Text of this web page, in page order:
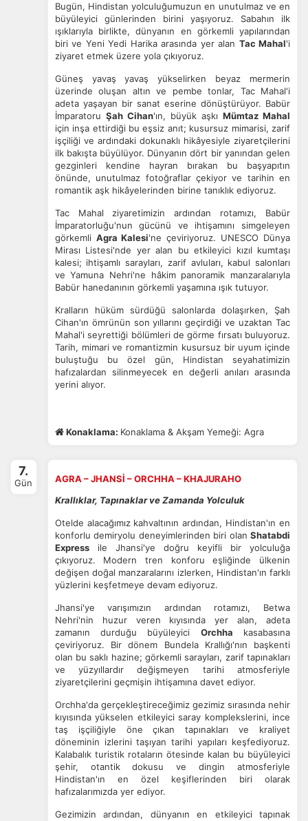
Çerez tercihlerinizibelirleyin .
Daha fazla bilgi içinKVKK bilgilendirmemizi, çerez kullanımve
gizlilik koşullarınıinceleyebilirsiniz.
Zorunlu Çerezler HER ZAMAN AKTIF
Oturum yönetimi, güvenlik ve temel site işlevleri için
gereklidir. Bu çerezler olmadan site düzgün çalışmaz ve
devre dışı bırakılamaz.
Bugün, Hindistan yolculuğumuzun en unutulmaz ve en
büyüleyici günlerinden birini yaşıyoruz. Sabahın ilk
ışıklarıyla birlikte, dünyanın en görkemli yapılarından
biri ve Yeni Yedi Harika arasında yer alan Tac Mahal'i
ziyaret etmek üzere yola çıkıyoruz.
Güneş yavaş yavaş yükselirken beyaz mermerin
üzerinde oluşan altın ve pembe tonlar, Tac Mahal'i
adeta yaşayan bir sanat eserine dönüştürüyor. Babür
İmparatoru Şah Cihan'ın, büyük aşkı Mümtaz Mahal
için inşa ettirdiği bu eşsiz anıt; kusursuz mimarisi, zarif
işçiliği ve ardındaki dokunaklı hikâyesiyle ziyaretçilerini
ilk bakışta büyülüyor. Dünyanın dört bir yanından gelen
gezginleri kendine hayran bırakan bu başyapıtın
önünde, unutulmaz fotoğraflar çekiyor ve tarihin en
romantik aşk hikâyelerinden birine tanıklık ediyoruz.
Tac Mahal ziyaretimizin ardından rotamızı, Babür
İmparatorluğu'nun gücünü ve ihtişamını simgeleyen
görkemli Agra Kalesi'ne çeviriyoruz. UNESCO Dünya
Mirası Listesi'nde yer alan bu etkileyici kızıl kumtaşı
kalesi; ihtişamlı sarayları, zarif avluları, kabul salonları
ve Yamuna Nehri'ne hâkim panoramik manzaralarıyla
Babür hanedanının görkemli yaşamına ışık tutuyor.
Kralların hüküm sürdüğü salonlarda dolaşırken, Şah
Cihan'ın ömrünün son yıllarını geçirdiği ve uzaktan Tac
Mahal'i seyrettiği bölümleri de görme fırsatı buluyoruz.
Tarih, mimari ve romantizmin kusursuz bir uyum içinde
buluştuğu bu özel gün, Hindistan seyahatimizin
hafızalardan silinmeyecek en değerli anıları arasında
yerini alıyor.
Konaklama: Konaklama & Akşam Yemeği: Agra
7.
Gün
AGRA – JHANSİ – ORCHHA – KHAJURAHO
Krallıklar, Tapınaklar ve Zamanda Yolculuk
Otelde alacağımız kahvaltının ardından, Hindistan'ın en
konforlu demiryolu deneyimlerinden biri olan Shatabdi
Expressile Jhansi'ye doğru keyifli bir yolculuğa
çıkıyoruz. Modern tren konforu eşliğinde ülkenin
değişen doğal manzaralarını izlerken, Hindistan'ın farklı
yüzlerini keşfetmeye devam ediyoruz.
Jhansi'ye varışımızın ardından rotamızı, Betwa
Nehri'nin huzur veren kıyısında yer alan, adeta
zamanın durduğu büyüleyici Orchha kasabasına
çeviriyoruz. Bir dönem Bundela Krallığı'nın başkenti
olan bu saklı hazine; görkemli sarayları, zarif tapınakları
ve yüzyıllardır değişmeyen tarihi atmosferiyle
ziyaretçilerini geçmişin ihtişamına davet ediyor.
Orchha'da gerçekleştireceğimiz gezimiz sırasında nehir
kıyısında yükselen etkileyici saray komplekslerini, ince
taş işçiliğiyle öne çıkan tapınakları ve kraliyet
döneminin izlerini taşıyan tarihi yapıları keşfediyoruz.
Kalabalık turistik rotaların ötesinde kalan bu büyüleyici
şehir, otantik dokusu ve dingin atmosferiyle
Hindistan'ın en özel keşiflerinden biri olarak
hafızalarımızda yer ediyor.
Gezimizin ardından, dünyanın en etkileyici tapınak